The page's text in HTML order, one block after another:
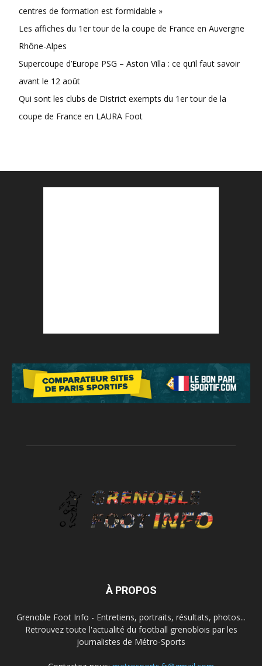
centres de formation est formidable »
Les affiches du 1er tour de la coupe de France en Auvergne
Rhône-Alpes
Supercoupe d’Europe PSG – Aston Villa : ce qu’il faut savoir
avant le 12 août
Qui sont les clubs de District exempts du 1er tour de la
coupe de France en LAURA Foot
À PROPOS
Grenoble Foot Info - Entretiens, portraits, résultats, photos...
Retrouvez toute l'actualité du football grenoblois par les
journalistes de Métro-Sports